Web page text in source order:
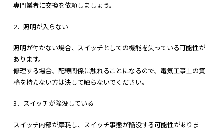
専門業者に交換を依頼しましょう。
2．照明が入らない
照明が付かない場合、スイッチとしての機能を失っている可能性が
あります。
修理する場合、配線関係に触れることになるので、電気工事士の資
格を持たない方は決して触らないでください。
3．スイッチが陥没している
スイッチ内部が摩耗し、スイッチ事態が陥没する可能性がありま